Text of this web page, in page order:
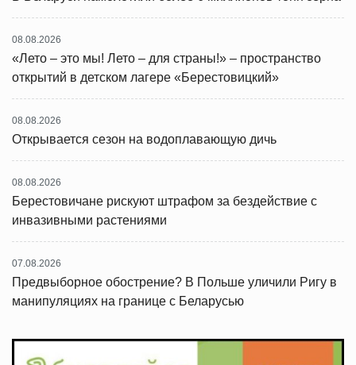
08.08.2026
«Лето – это мы! Лето – для страны!» – пространство
открытий в детском лагере «Берестовицкий»
08.08.2026
Открывается сезон на водоплавающую дичь
08.08.2026
Берестовичане рискуют штрафом за бездействие с
инвазивными растениями
07.08.2026
Предвыборное обострение? В Польше уличили Ригу в
манипуляциях на границе с Беларусью